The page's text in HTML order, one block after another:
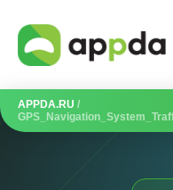
APPDA.RU /